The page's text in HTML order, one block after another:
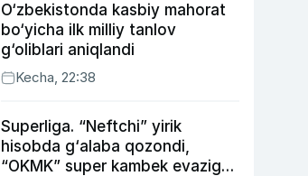
O‘zbekistonda kasbiy mahorat
bo‘yicha ilk milliy tanlov
g‘oliblari aniqlandi
Kecha, 22:38
Superliga. “Neftchi” yirik
hisobda g‘alaba qozondi,
“OKMK” super kambek evaziga